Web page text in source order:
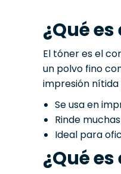
¿Qué
El tóner es el
un polvo fino
impresión nítida
Se usa en
Rinde
Ideal para
¿Qué